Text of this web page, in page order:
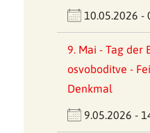
10.05.2026 -
9. Mai - Tag der
osvoboditve -
Denkmal
9.05.2026 -